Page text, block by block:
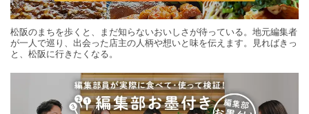
松阪のまちを歩くと、まだ知らないおいしさが待っている。地元編集者
が一人で巡り、出会った店主の人柄や想いと味を伝えます。見ればきっ
と、松阪に行きたくなる。